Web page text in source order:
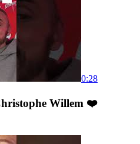
0:28
Willem ❤️